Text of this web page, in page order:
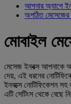
আপনার অ্যাপে
অপঠিত মেসেজের
মোবাইল
মেসেজ ইনবক্স আপনাকে
দেয়, এই ধরনের
ইনবক্সে নোটিফিকেশন
এটি সেটিংস থেকে বেছে